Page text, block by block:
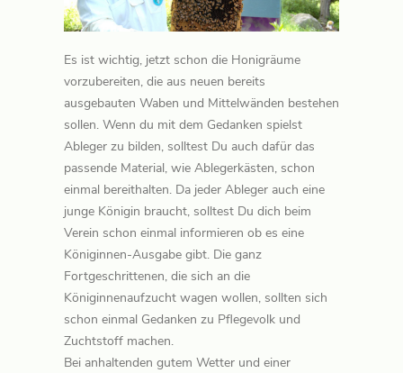
Es ist wichtig, jetzt schon die Honigräume
vorzubereiten, die aus neuen bereits
ausgebauten Waben und Mittelwänden bestehen
sollen. Wenn du mit dem Gedanken spielst
Ableger zu bilden, solltest Du auch dafür das
passende Material, wie Ablegerkästen, schon
einmal bereithalten. Da jeder Ableger auch eine
junge Königin braucht, solltest Du dich beim
Verein schon einmal informieren ob es eine
Königinnen-Ausgabe gibt. Die ganz
Fortgeschrittenen, die sich an die
Königinnenaufzucht wagen wollen, sollten sich
schon einmal Gedanken zu Pflegevolk und
Zuchtstoff machen.
Bei anhaltenden gutem Wetter und einer